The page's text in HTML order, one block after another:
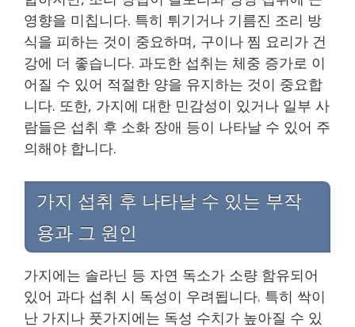
영향을 미칩니다. 특히 튀기거나 기름진 조리 방
식을 피하는 것이 중요하며, 구이나 찜 요리가 건
강에 더 좋습니다. 과도한 섭취는 체중 증가로 이
어질 수 있어 적절한 양을 유지하는 것이 중요합
니다. 또한, 가지에 대한 민감성이 있거나 일부 사
람들은 섭취 후 소화 장애 등이 나타날 수 있어 주
의해야 합니다.
가지 섭취 후 나타날 수 있는 부작
용과 그 원인
가지에는 솔라닌 등 자연 독소가 소량 함유되어
있어 과다 섭취 시 독성이 우려됩니다. 특히 싹이
난 가지나 풋가지에는 독성 수치가 높아질 수 있